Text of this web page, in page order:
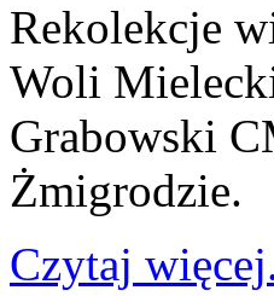
Rekolekcje
Woli
Grabowski
Żmigrodzie.
Czytaj